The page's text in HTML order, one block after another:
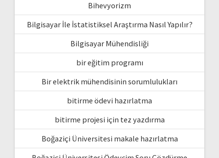
Bihevyorizm
Bilgisayar İle İstatistiksel Araştırma Nasıl Yapılır?
Bilgisayar Mühendisliği
bir eğitim programı
Bir elektrik mühendisinin sorumlulukları
bitirme ödevi hazırlatma
bitirme projesi için tez yazdırma
Boğaziçi Üniversitesi makale hazırlatma